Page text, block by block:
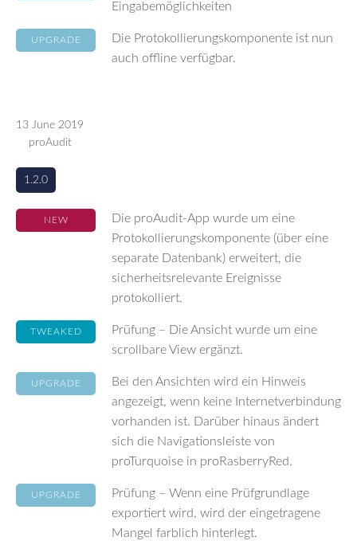
Eingabemöglichkeiten
UPGRADE
Die Protokollierungskomponente ist nun
auch offline verfügbar.
13 June 2019
proAudit
1.2.0
NEW
Die proAudit-App wurde um eine
Protokollierungskomponente (über eine
separate Datenbank) erweitert, die
sicherheitsrelevante Ereignisse
protokolliert.
TWEAKED
Prüfung – Die Ansicht wurde um eine
scrollbare View ergänzt.
UPGRADE
Bei den Ansichten wird ein Hinweis
angezeigt, wenn keine Internetverbindung
vorhanden ist. Darüber hinaus ändert
sich die Navigationsleiste von
proTurquoise in proRasberryRed.
UPGRADE
Prüfung – Wenn eine Prüfgrundlage
exportiert wird, wird der eingetragene
Mangel farblich hinterlegt.